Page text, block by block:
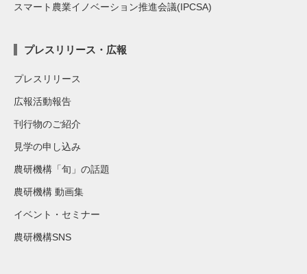
スマート農業イノベーション推進会議(IPCSA)
プレスリリース・広報
プレスリリース
広報活動報告
刊行物のご紹介
見学の申し込み
農研機構「旬」の話題
農研機構 動画集
イベント・セミナー
農研機構SNS